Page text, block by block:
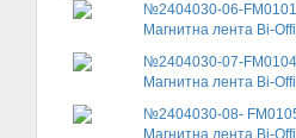
№2404030-06-FM0101
Магнитна лента Bi-
№2404030-07-FM0104
Магнитна лента Bi-
№2404030-08-
Магнитна лента Bi-